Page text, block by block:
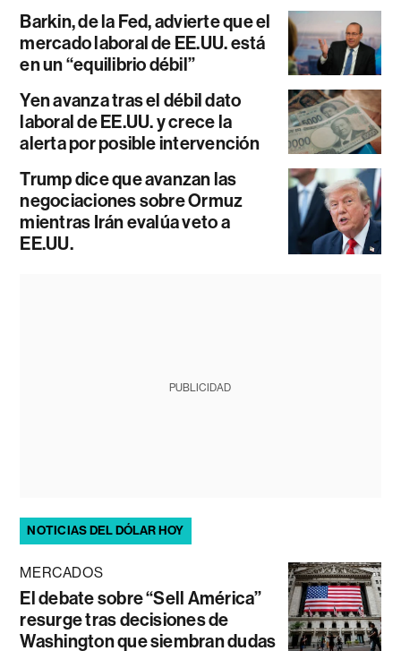
Barkin, de la Fed, advierte que el
mercado laboral de EE.UU. está
en un “equilibrio débil”
Yen avanza tras el débil dato
laboral de EE.UU. y crece la
alerta por posible intervención
Trump dice que avanzan las
negociaciones sobre Ormuz
mientras Irán evalúa veto a
EE.UU.
PUBLICIDAD
NOTICIAS DEL DÓLAR HOY
MERCADOS
El debate sobre “Sell América”
resurge tras decisiones de
Washington que siembran dudas